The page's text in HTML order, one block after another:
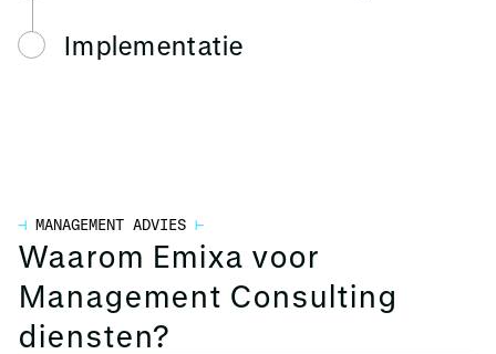
Implementatie
⊣ MANAGEMENT ADVIES ⊢
Waarom Emixa voor
Management Consulting
diensten?